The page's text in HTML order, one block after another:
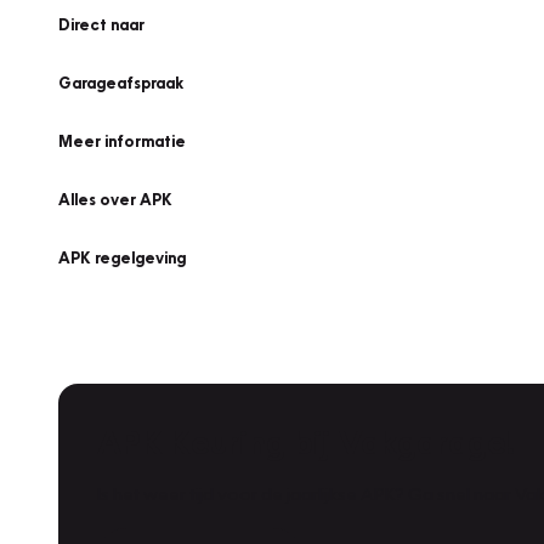
Direct naar
Garageafspraak
Meer informatie
Alles over APK
APK regelgeving